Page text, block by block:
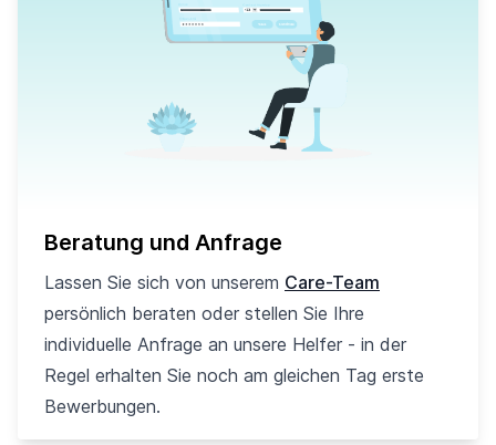
Beratung und Anfrage
Lassen Sie sich von unserem Care-Team
persönlich beraten oder stellen Sie Ihre
individuelle Anfrage an unsere Helfer - in der
Regel erhalten Sie noch am gleichen Tag erste
Bewerbungen.